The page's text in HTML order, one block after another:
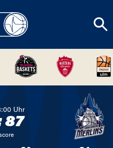
Uhr
87